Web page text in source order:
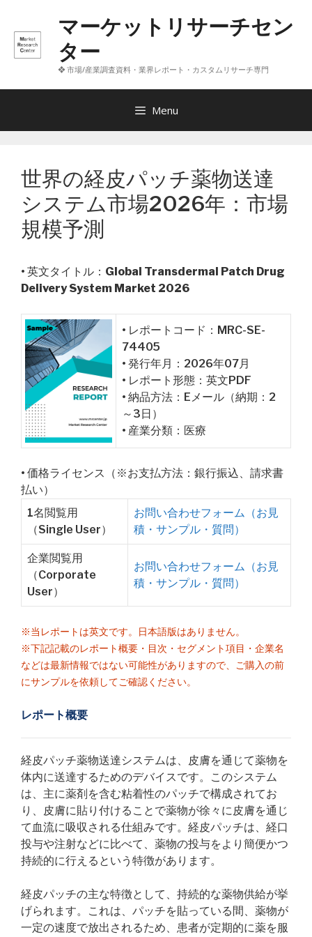
へ
マーケットリサーチセン
ター
❖ 市場/産業調査資料・業界レポート・カスタムリサーチ専門
Menu
世界の経皮パッチ薬物送達
システム市場2026年：市場
規模予測
• 英文タイトル： Global Transdermal Patch Drug
Delivery System Market 2026
• レポートコード：MRC-SE-
74405
• 発行年月：2026年07月
• レポート形態：英文PDF
• 納品方法：Eメール（納期：2
～3日）
• 産業分類：医療
• 価格ライセンス（※お支払方法：銀行振込、請求書
払い）
1名閲覧用
（Single User）
お問い合わせフォーム（お見
積・サンプル・質問）
企業閲覧用
（Corporate
User）
お問い合わせフォーム（お見
積・サンプル・質問）
※当レポートは英文です。日本語版はありません。
※下記記載のレポート概要・目次・セグメント項目・企業名
などは最新情報ではない可能性がありますので、ご購入の前
にサンプルを依頼してご確認ください。
レポート概要
経皮パッチ薬物送達システムは、皮膚を通じて薬物を
体内に送達するためのデバイスです。このシステム
は、主に薬剤を含む粘着性のパッチで構成されてお
り、皮膚に貼り付けることで薬物が徐々に皮膚を通じ
て血流に吸収される仕組みです。経皮パッチは、経口
投与や注射などに比べて、薬物の投与をより簡便かつ
持続的に行えるという特徴があります。
経皮パッチの主な特徴として、持続的な薬物供給が挙
げられます。これは、パッチを貼っている間、薬物が
一定の速度で放出されるため、患者が定期的に薬を服